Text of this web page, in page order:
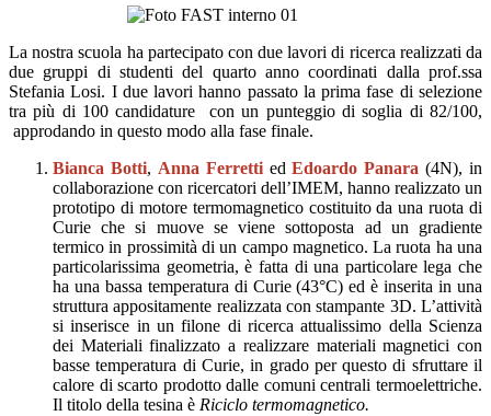
La nostra scuola ha partecipato condue lavori di ricerca realizzati da
due gruppi di studenti del quarto anno coordinati dalla prof.ssa
Stefania Losi. I due lavori hanno passato la prima fase di selezione
tra più di 100candidature con un punteggio di soglia di 82/100,
approdando in questo modo alla fase finale.
Bianca Botti, Anna FerrettiedEdoardo Panara (4N), in
collaborazione con ricercatori dell’IMEM, hanno realizzato un
prototipo di motore termomagnetico costituito da una ruota di
Curie che si muove se viene sottoposta ad un gradiente
termico in prossimità di un campo magnetico. La ruota ha una
particolarissima geometria, è fatta di una particolare lega che
ha una bassa temperatura di Curie (43°C) ed è inserita in una
struttura appositamente realizzata con stampante 3D. L’attività
si inserisce in un filone di ricercaattualissimo della Scienza
dei Materiali finalizzato a realizzare materiali magnetici con
basse temperatura di Curie, in gradoper questo di sfruttare il
calore di scarto prodotto dalle comuni centrali termoelettriche.
Il titolo della tesina è Riciclo termomagnetico.